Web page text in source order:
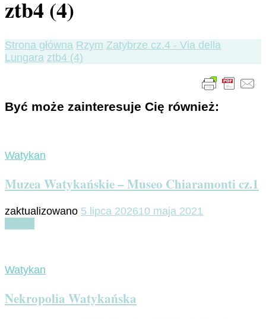
ztb4 (4)
Strona główna Rzym Zatybrze cz.4 - Via della
Lungara ztb4 (4)
Być może zainteresuje Cię również:
Watykan
Muzea Watykańskie – Museo Chiaramonti cz.1
zaktualizowano 5 lipca 202610 maja 2021
Watykan
Nekropolia Watykańska